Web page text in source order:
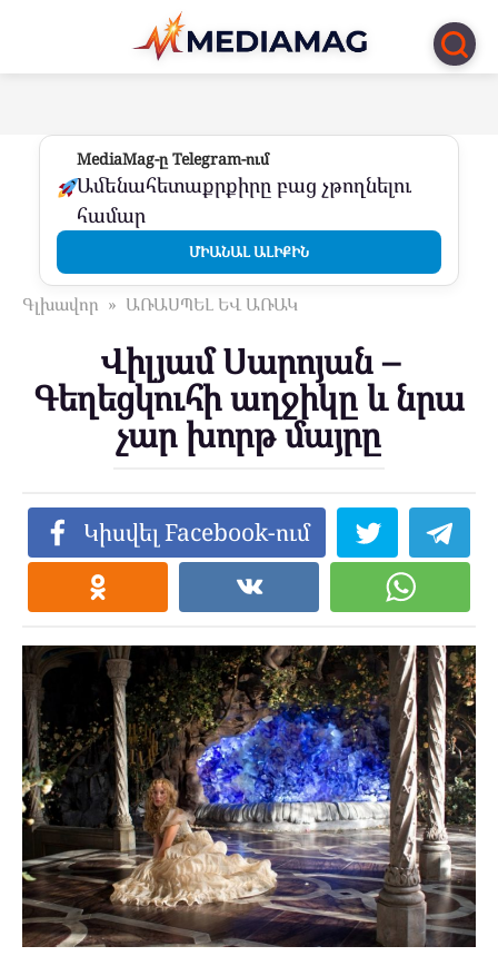
Перейти
контенту
MediaMag-ը Telegram-ում
Ամենահետաքրքիրը բաց չթողնելու
համար
ՄԻԱՆԱԼ ԱԼԻՔԻՆ
Գլխավոր » ԱՌԱՍՊԵԼ ԵՎ ԱՌԱԿ
Վիլյամ Սարոյան –
Գեղեցկուհի աղջիկը և նրա
չար խորթ մայրը
Կիսվել Facebook-ում